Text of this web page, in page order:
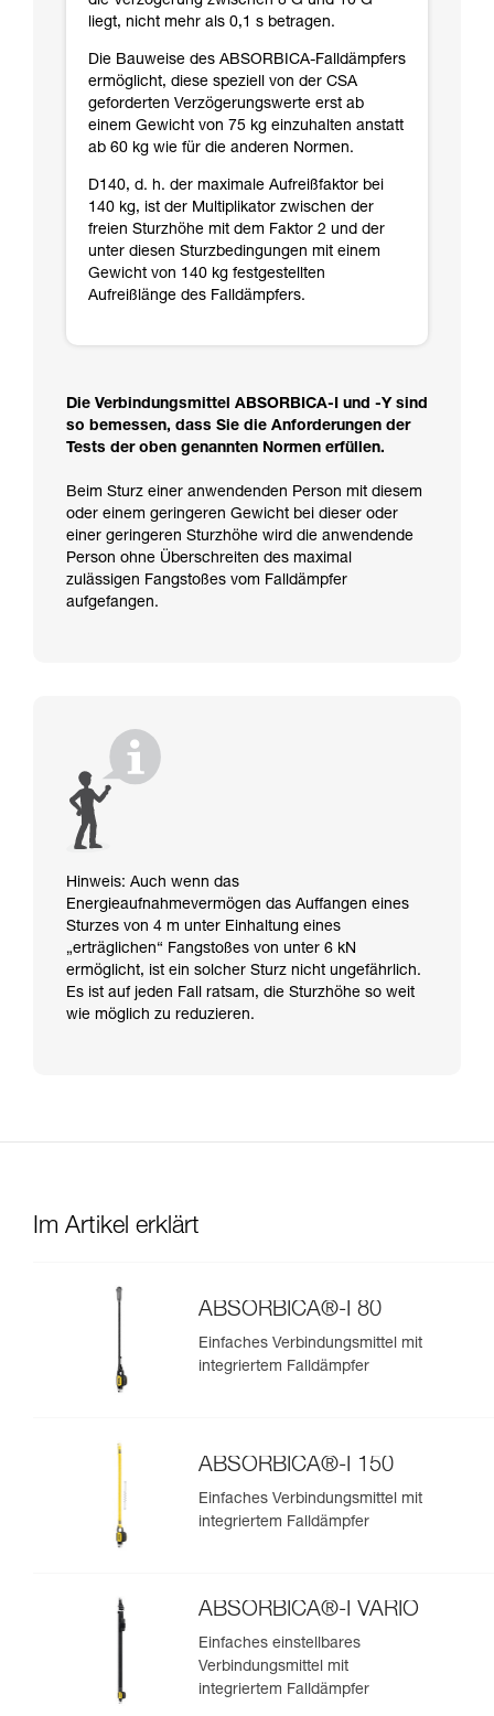
liegt, nicht mehr als 0,1 s betragen.
Die Bauweise des ABSORBICA-Falldämpfers
ermöglicht, diese speziell von der CSA
geforderten Verzögerungswerte erst ab
einem Gewicht von 75 kg einzuhalten anstatt
ab 60 kg wie für die anderen Normen.
D140, d. h. der maximale Aufreißfaktor bei
140 kg, ist der Multiplikator zwischen der
freien Sturzhöhe mit dem Faktor 2 und der
unter diesen Sturzbedingungen mit einem
Gewicht von 140 kg festgestellten
Aufreißlänge des Falldämpfers.
Die Verbindungsmittel ABSORBICA-I und -Y sind
so bemessen, dass Sie die Anforderungen der
Tests der oben genannten Normen erfüllen.
Beim Sturz einer anwendenden Person mit diesem
oder einem geringeren Gewicht bei dieser oder
einer geringeren Sturzhöhe wird die anwendende
Person ohne Überschreiten des maximal
zulässigen Fangstoßes vom Falldämpfer
aufgefangen.
Hinweis: Auch wenn das
Energieaufnahmevermögen das Auffangen eines
Sturzes von 4 m unter Einhaltung eines
„erträglichen“ Fangstoßes von unter 6 kN
ermöglicht, ist ein solcher Sturz nicht ungefährlich.
Es ist auf jeden Fall ratsam, die Sturzhöhe so weit
wie möglich zu reduzieren.
Im Artikel erklärt
ABSORBICA®-I 80
Einfaches Verbindungsmittel mit
integriertem Falldämpfer
ABSORBICA®-I 150
Einfaches Verbindungsmittel mit
integriertem Falldämpfer
ABSORBICA®-I VARIO
Einfaches einstellbares
Verbindungsmittel mit
integriertem Falldämpfer